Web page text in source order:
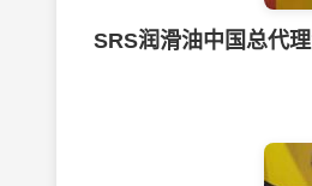
SRS润滑油中国总代